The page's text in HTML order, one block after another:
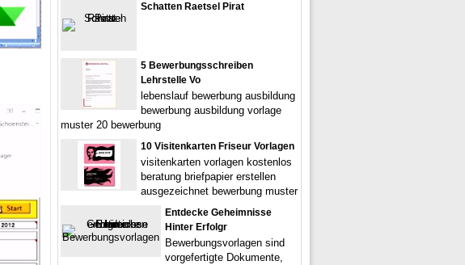
Schatten Raetsel Pirat
5 Bewerbungsschreiben
Lehrstelle Vo
lebenslauf bewerbung ausbildung
bewerbung ausbildung vorlage
muster 20 bewerbung
10 Visitenkarten Friseur Vorlagen
visitenkarten vorlagen kostenlos
beratung briefpapier erstellen
ausgezeichnet bewerbung muster
Entdecke Geheimnisse
Hinter Erfolgr
Bewerbungsvorlagen sind
vorgefertigte Dokumente,